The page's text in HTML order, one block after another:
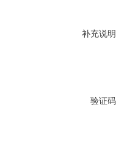
补充说
验证